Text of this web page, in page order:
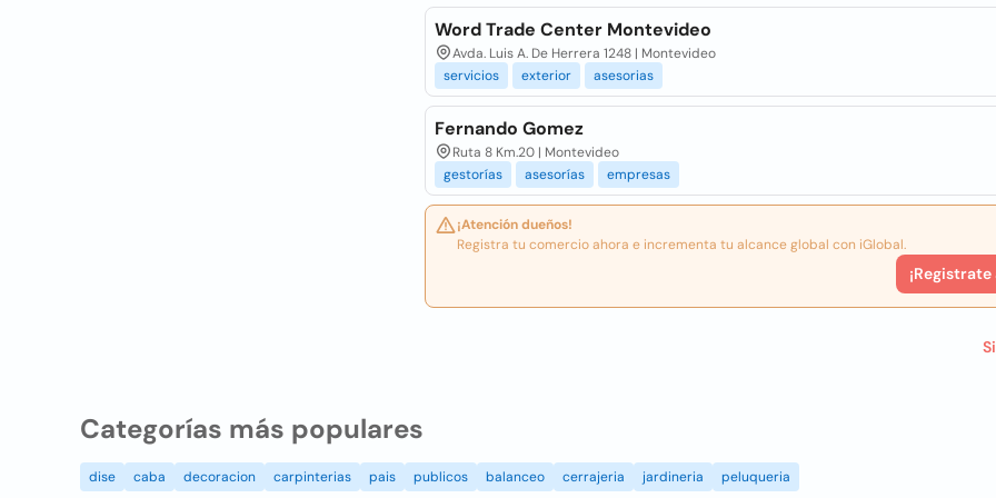
Word Trade Center Montevideo
Avda. Luis A. De Herrera 1248 | Montevideo
servicios
exterior asesorias
Fernando Gomez
Ruta 8 Km.20 | Montevideo
gestorías
asesorías empresas
¡Atención dueños!
Registra tu comercio ahora e incrementa tu alcance global con iGlobal.
¡Registrate
Categorías más populares
dise caba decoracion carpinterias pais publicos balanceo cerrajeria jardineria peluqueria